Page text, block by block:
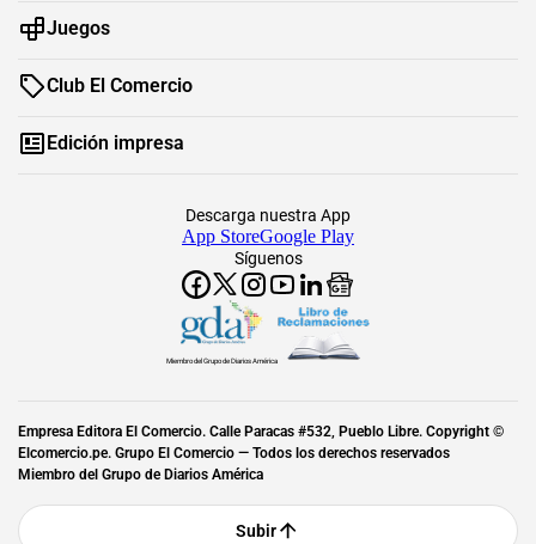
Juegos
Club El Comercio
Edición impresa
Síguenos
Descarga nuestra App
App StoreGoogle Play
Miembro del Grupo de Diarios América
Empresa Editora El Comercio. Calle Paracas #532, Pueblo Libre. Copyright ©
Elcomercio.pe. Grupo El Comercio — Todos los derechos reservados
Miembro del Grupo de Diarios América
Subir